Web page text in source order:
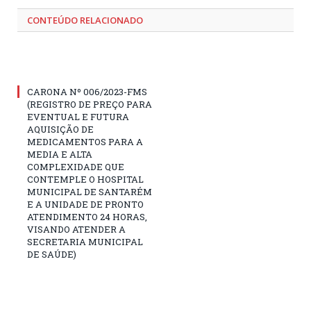
CONTEÚDO RELACIONADO
CARONA Nº 006/2023-FMS
(REGISTRO DE PREÇO PARA
EVENTUAL E FUTURA
AQUISIÇÃO DE
MEDICAMENTOS PARA A
MEDIA E ALTA
COMPLEXIDADE QUE
CONTEMPLE O HOSPITAL
MUNICIPAL DE SANTARÉM
E A UNIDADE DE PRONTO
ATENDIMENTO 24 HORAS,
VISANDO ATENDER A
SECRETARIA MUNICIPAL
DE SAÚDE)